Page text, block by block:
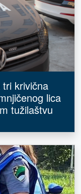
krivična
lica
tužilaštvu